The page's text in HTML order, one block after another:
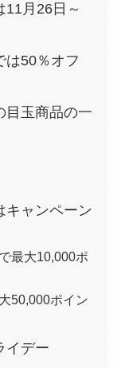
月26日～
は50％オフ
目玉商品の一
キャンペーン
最大10,000ポ
50,000ポイン
イデー